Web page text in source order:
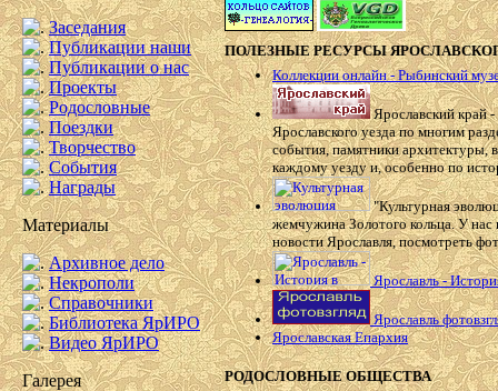
Заседания
Публикации наши
Публикации о нас
Проекты
Родословные
Поездки
Творчество
События
Награды
Материалы
Архивное дело
Некрополи
Справочники
Библиотека ЯрИРО
Видео ЯрИРО
Галерея
ПОЛЕЗНЫЕ РЕСУРСЫ
Коллекции онлайн - Рыбинский
Ярославский край -
Ярославского уезда по многим
события, памятники архитектуры,
каждому уезду и, особенно по
"Культурная
жемчужина Золотого кольца. У нас
новости Ярославля, посмотреть
Ярославль -
Ярославль
Ярославская Епархия
РОДОСЛОВНЫЕ ОБЩЕСТВА